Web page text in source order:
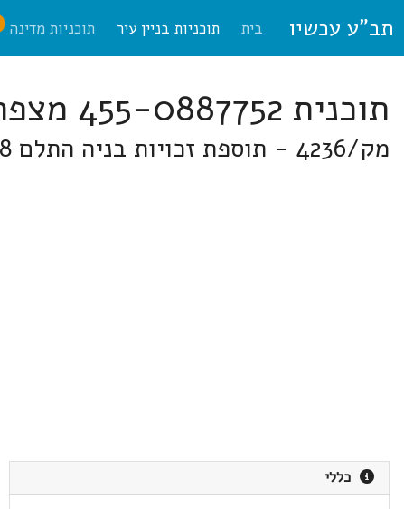
תב"ע עכשיו בית תוכניות בניין עיר תוכניות מדינה
תוכנית 455-0887752 מצפה אפק
מק/4236 - תוספת זכויות בניה התלם 8 סביון ברחוב התלם 8, סביון
כללי